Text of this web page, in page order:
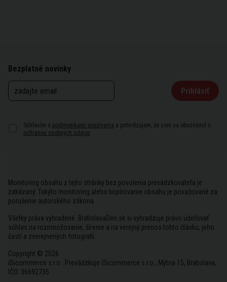
Bezplatné novinky
Prihlásiť
Súhlasím s podmienkami používania a potvrdzujem, že som sa oboznámil s
ochranou osobných údajov
Monitoring obsahu z tejto stránky bez povolenia prevádzkovateľa je
zakázaný. Takýto monitoring alebo kopírovanie obsahu je považované za
porušenie autorského zákona.
Všetky práva vyhradené. BratislavaDen.sk si vyhradzuje právo udeľovať
súhlas na rozmnožovanie, šírenie a na verejný prenos tohto článku, jeho
častí a zverejnených fotografií.
Copyright © 2026
iSicommerce s.r.o.. Prevádzkuje iSicommerce s.r.o., Mýtna 15, Bratislava,
IČO: 36692735